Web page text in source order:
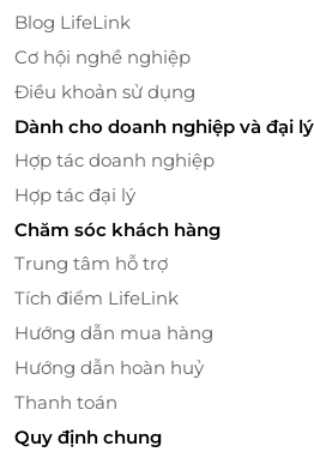
bữa tiệc buffet hải sản
cua, tôm càng, hàu, các loại
lông, sò huyết, ốc móng tay,
hợp với công thức "bí mật"
cho bạn những món ăn
yêu cầu từ khách, đây sẽ là
cho thực khách khi có thể
tại chỗ ở khu vực bếp mở
thức các món ăn nóng hổi vừa
Blog LifeLink
Cơ hội nghề nghiệp
Điều khoản sử dụng
Dành cho doanh nghiệp và đại lý
Hợp tác doanh nghiệp
Hợp tác đại lý
Chăm sóc khách hàng
Trung tâm hỗ trợ
Tích điểm LifeLink
Hướng dẫn mua hàng
Hướng dẫn hoàn huỷ
Thanh toán
Quy định chung